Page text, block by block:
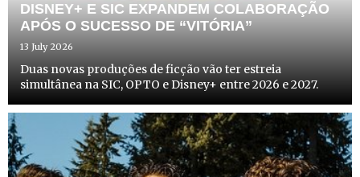
DISNEY+ E SIC EXPANDEM COLABORAÇÃO
APÓS O SUCESSO DE “VITÓRIA”
13 July 2026
Duas novas produções de ficção vão ter estreia
simultânea na SIC, OPTO e Disney+ entre 2026 e 2027.